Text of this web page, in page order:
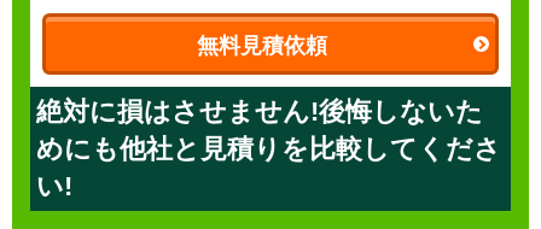
無料見積依頼
絶対に損はさせません!後悔しないた
めにも他社と見積りを比較してくださ
い!